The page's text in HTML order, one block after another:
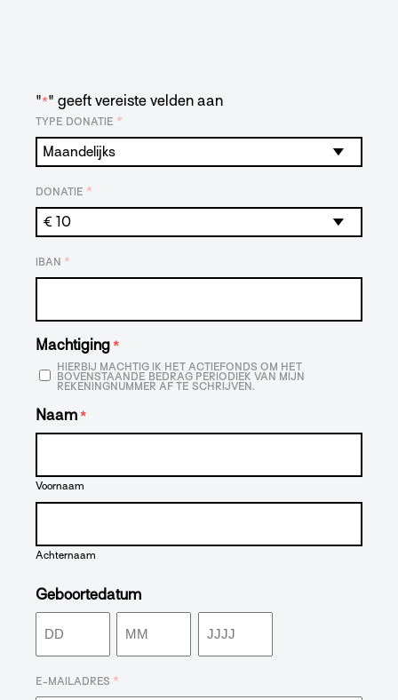
"*" geeft vereiste velden aan
TYPE DONATIE *
DONATIE *
IBAN *
Machtiging *
HIERBIJ MACHTIG IK HET ACTIEFONDS OM HET
BOVENSTAANDE BEDRAG PERIODIEK VAN MIJN
REKENINGNUMMER AF TE SCHRIJVEN.
Naam *
Voornaam
Achternaam
Geboortedatum
Dag Maand Jaar
E-MAILADRES *